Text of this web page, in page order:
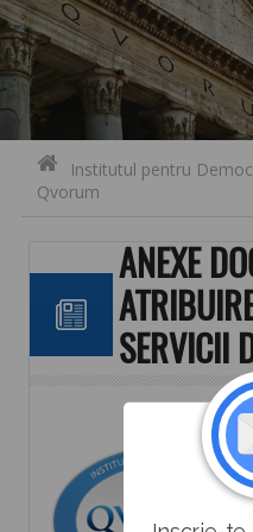
Skip to content
Institutul pentru
Qvorum
ANEXE
SERVICII